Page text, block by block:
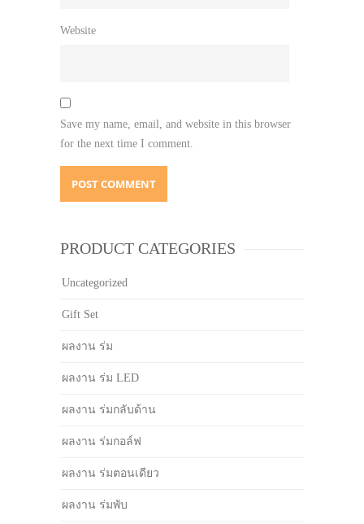
Website
Save my name, email, and website in this browser
for the next time I comment.
PRODUCT CATEGORIES
Uncategorized
Gift Set
ผลงาน ร่ม
ผลงาน ร่ม LED
ผลงาน ร่มกลับด้าน
ผลงาน ร่มกอล์ฟ
ผลงาน ร่มตอนเดียว
ผลงาน ร่มพับ